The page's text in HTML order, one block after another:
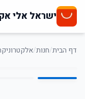
ישראל אלי
דף הבית/חנות/